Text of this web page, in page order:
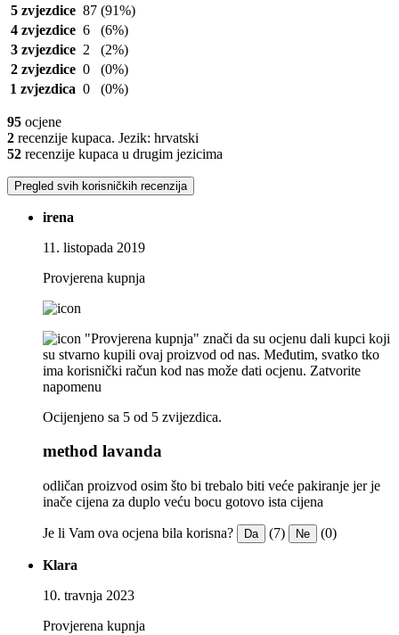
5 zvjezdice 87 (91%)
4 zvjezdice 6
(6%)
3 zvjezdice 2
(2%)
2 zvjezdice 0
(0%)
1 zvjezdica 0 (0%)
95 ocjene
2 recenzije kupaca. Jezik: hrvatski
52 recenzije kupaca u drugim jezicima
Pregled svih korisničkih recenzija
irena
11. listopada 2019
Provjerena kupnja
"Provjerena kupnja" znači da su ocjenu dali kupci koji
su stvarno kupili ovaj proizvod od nas. Međutim, svatko tko
ima korisnički račun kod nas može dati ocjenu. Zatvorite
napomenu
Ocijenjeno sa 5 od 5 zvijezdica.
method lavanda
odličan proizvod osim što bi trebalo biti veće pakiranje jer je
inače cijena za duplo veću bocu gotovo ista cijena
Je li Vam ova ocjena bila korisna? Da (7) Ne (0)
Klara
10. travnja 2023
Provjerena kupnja